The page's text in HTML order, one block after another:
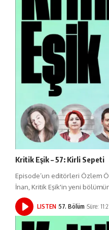
Kritik Eşik – 57: Kirli Sepeti
Episode’un editörleri Özlem
İnan, Kritik Eşik'in yeni
LISTEN 57. Bölüm Süre: